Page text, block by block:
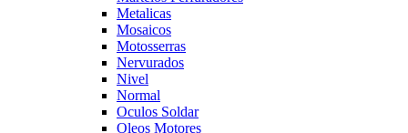
Metalicas
Mosaicos
Motosserras
Nervurados
Nivel
Normal
Oculos Soldar
Oleos Motores